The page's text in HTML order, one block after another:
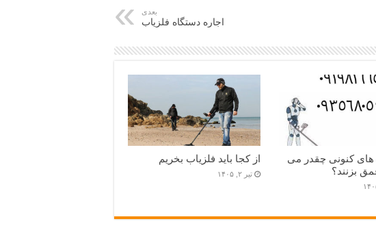
بعدی
اجاره دستگاه فلزیاب
های کنونی چقدر می
بزنند؟
از کجا باید فلزیاب بخریم
تیر ۲, ۱۴۰۵